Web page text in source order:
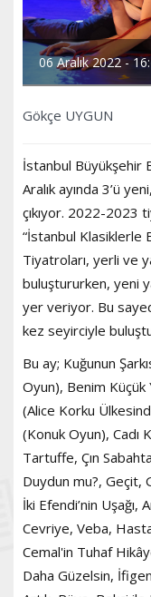
06 Aralık 2022 -
Gökçe UYGUN
İstanbul Büyükşehir
Aralık ayında 3’ü
çıkıyor. 2022-2023
“İstanbul Klasiklerle
Tiyatroları, yerli ve
buluştururken, yeni
yer veriyor. Bu
kez seyirciyle
Bu ay; Kuğunun
Oyun), Benim Küçük
(Alice Korku
(Konuk Oyun), Cadı
Tartuffe, Çın
Duydun mu?, Geçit,
İki Efendi’nin
Cevriye, Veba,
Cemal'in Tuhaf
Daha Güzelsin,